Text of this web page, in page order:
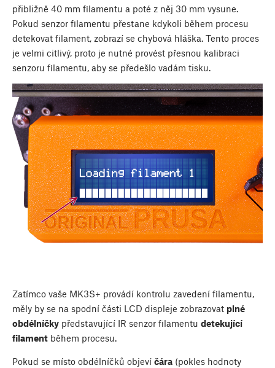
přibližně 40 mm filamentu a poté z něj 30 mm vysune.
Pokud senzor filamentu přestane kdykoli během procesu
detekovat filament, zobrazí se chybová hláška. Tento proces
je velmi citlivý, proto je nutné provést přesnou kalibraci
senzoru filamentu, aby se předešlo vadám tisku.
Zatímco vaše MK3S+ provádí kontrolu zavedení filamentu,
měly by se na spodní části LCD displeje zobrazovat plné
obdélníčky představující IR senzor filamentu detekující
filament během procesu.
Pokud se místo obdélníčků objeví čára (pokles hodnoty